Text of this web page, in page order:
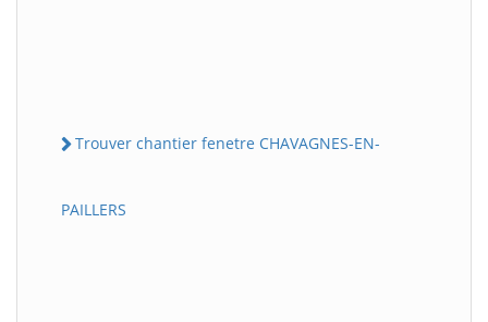
Trouver chantier fenetre CHAVAGNES-EN-
PAILLERS